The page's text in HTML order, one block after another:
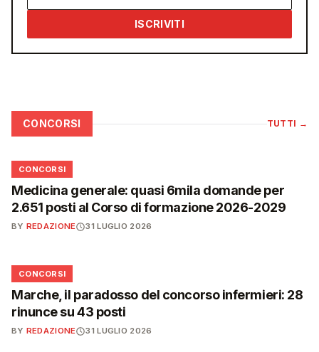
ISCRIVITI
CONCORSI TUTTI →
📋
CONCORSI
Medicina generale: quasi 6mila domande per
2.651 posti al Corso di formazione 2026-2029
BY REDAZIONE 31 LUGLIO 2026
📋
CONCORSI
Marche, il paradosso del concorso infermieri: 28
rinunce su 43 posti
BY REDAZIONE 31 LUGLIO 2026